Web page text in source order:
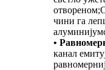
чини га
•
канал